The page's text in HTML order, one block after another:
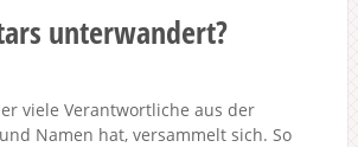
unterwandert?
viele Verantwortliche aus der
Namen hat, versammelt sich. So